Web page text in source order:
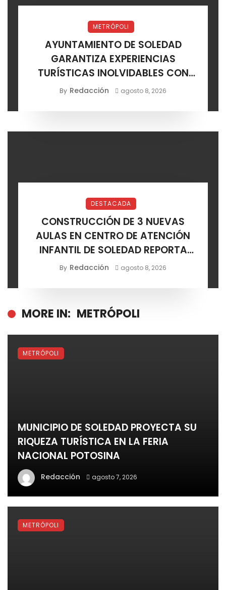
METRÓPOLI
AYUNTAMIENTO DE SOLEDAD
GARANTIZA EXPERIENCIAS
TURÍSTICAS INOLVIDABLES CON
CERTIFICACIÓN DE AGENCIAS
By Redacción agosto 8, 2026
DESTACADA
CONSTRUCCIÓN DE 3 NUEVAS
AULAS EN CENTRO DE ATENCIÓN
INFANTIL DE SOLEDAD REPORTA
AVANCE POSITIVO
By Redacción agosto 8, 2026
MORE IN: METRÓPOLI
MUNICIPIO DE SOLEDAD PROYECTA SU
RIQUEZA TURÍSTICA EN LA FERIA
NACIONAL POTOSINA
Redacción agosto 7, 2026
METRÓPOLI
METRÓPOLI